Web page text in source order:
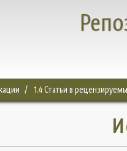
1.4 Статьи в